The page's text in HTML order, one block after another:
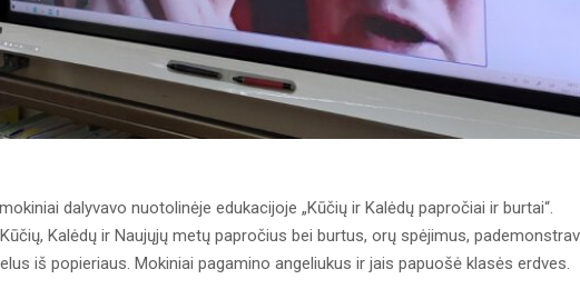
dalyvavo nuotolinėje edukacijoje „Kūčių ir Kalėdų papročiai ir burtai“.
Kalėdų ir Naujųjų metų papročius bei burtus, orų spėjimus,
iš popieriaus. Mokiniai pagamino angeliukus ir jais papuošė klasės erdves.